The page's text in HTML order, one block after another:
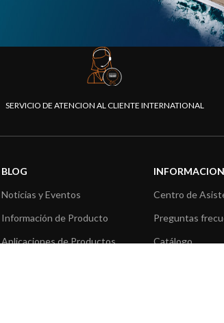
SERVICIO DE ATENCION AL CLIENTE INTERNATIONAL
BLOG
Noticias y Eventos
Información de Producto
Aplicaciones de Productos
INFORMACION
Centro de
Preguntas
Catálogo